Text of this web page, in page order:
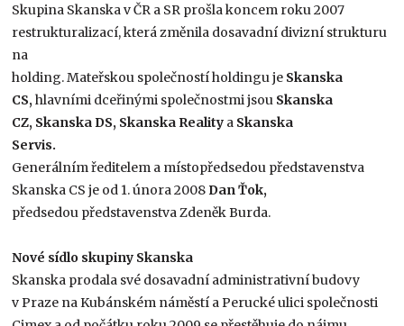
Skupina Skanska v ČR a SR prošla koncem roku 2007
restrukturalizací, která změnila dosavadní divizní strukturu
na
holding. Mateřskou společností holdingu je Skanska
CS, hlavními dceřinými společnostmi jsou Skanska
CZ, Skanska DS, Skanska Reality a Skanska
Servis.
Generálním ředitelem a místopředsedou představenstva
Skanska CS je od 1. února 2008 Dan Ťok,
předsedou představenstva Zdeněk Burda.
Nové sídlo skupiny Skanska
Skanska prodala své dosavadní administrativní budovy
v Praze na Kubánském náměstí a Perucké ulici společnosti